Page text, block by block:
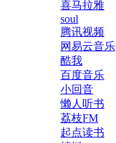
喜马拉雅
soul
腾讯视频
网易云音乐
酷我
百度音乐
小回音
懒人听书
荔枝FM
起点读书